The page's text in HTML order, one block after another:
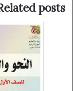
posts: